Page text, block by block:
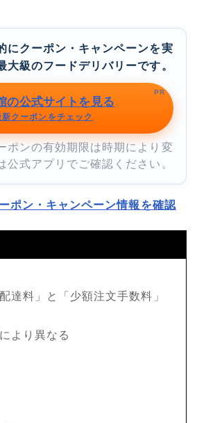
にクーポン・キャンペーンを実
大級のフードデリバリーです。
の公式サイトを見る
新クーポンをチェック
PR
ポンの有効期限は時期により変
公式アプリでご確認ください。
ポン・キャンペーン情報を確認
達料」と「少額注文手数料」
より異なる